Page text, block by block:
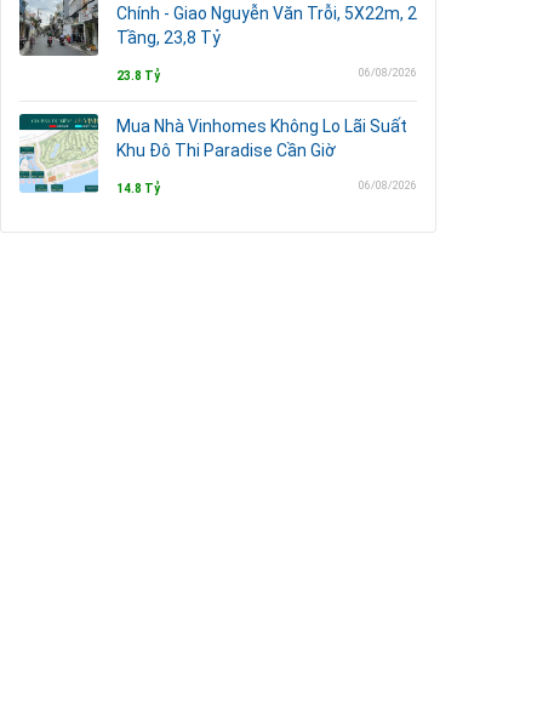
Chính - Giao Nguyễn Văn Trỗi, 5X22m, 2
Tầng, 23,8 Tỷ
23.8 Tỷ 06/08/2026
Mua Nhà Vinhomes Không Lo Lãi Suất
Khu Đô Thi Paradise Cần Giờ
14.8 Tỷ 06/08/2026